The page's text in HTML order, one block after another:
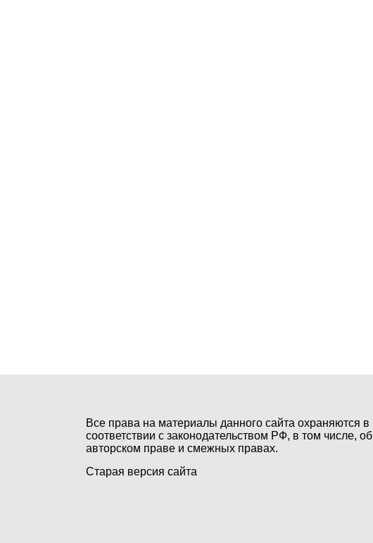
Все права на материалы данного сайта охраняются в
соответствии с законодательством РФ, в том числе, об
авторском праве и смежных правах.
Старая версия сайта